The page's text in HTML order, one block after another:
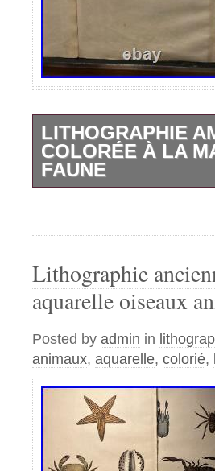
LITHOGRAPHIE
COLORÉE À LA
FAUNE
mesdames et
dans ma boutique de
Boutique ». Vous
d’art originales,
sur acier, litographie,
peintres et
siècles. Les thèmes
variés et répondront
exigeants, des plus
de chaque
gracieusement les
Lithographie
aquarelle oiseaux
Posted by admin in
animaux, aquarelle, colorié,